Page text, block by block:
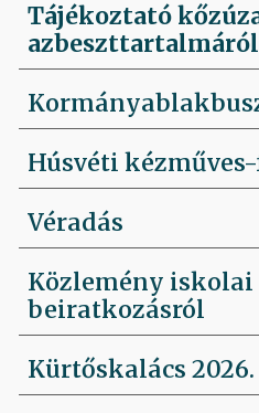
Tájékoztató
Húsvéti
Véradás
Közlemény iskolai
beiratkozásról
Kürtőskalács 2026.